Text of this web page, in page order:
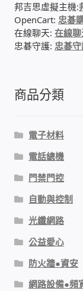
門禁安全控制
感應式門鎖
風速傳感器
mOA雲考勤
智慧櫃
電子鎖 凱特
電子模組電
邦吉思虛擬主機:
OpenCart:忠碁
在線聊天:在線
忠碁守護:忠碁
商品分類
電子材料
電話總機
門禁門控
自動與控制
光纖網路
公益愛心
防火牆●資安
網路設備●頻